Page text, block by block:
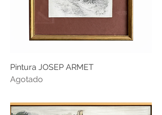
Pintura JOSEP ARMET
Agotado